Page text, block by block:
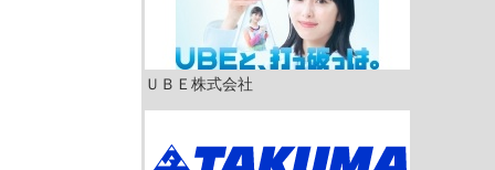
ＵＢＥ株式会社